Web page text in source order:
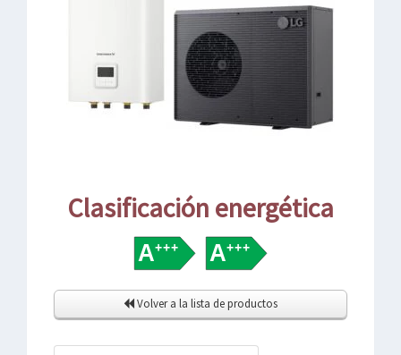
Clasificación energética
Volver a la lista de productos